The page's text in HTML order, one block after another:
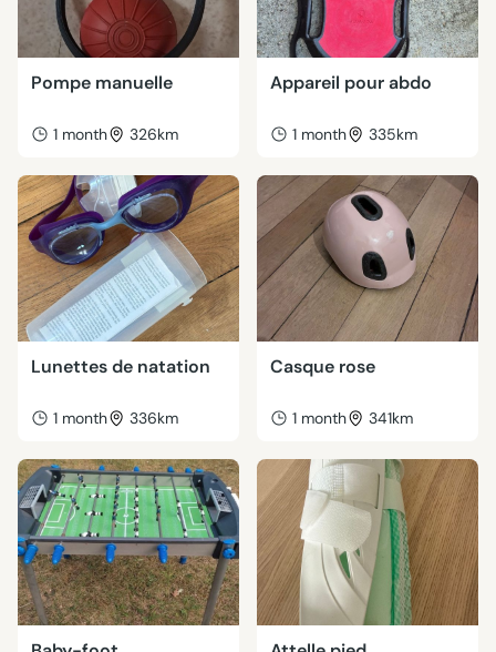
Pompe manuelle
1 month 326km
Appareil pour abdo
1 month 335km
Lunettes de natation
1 month 336km
Casque rose
1 month 341km